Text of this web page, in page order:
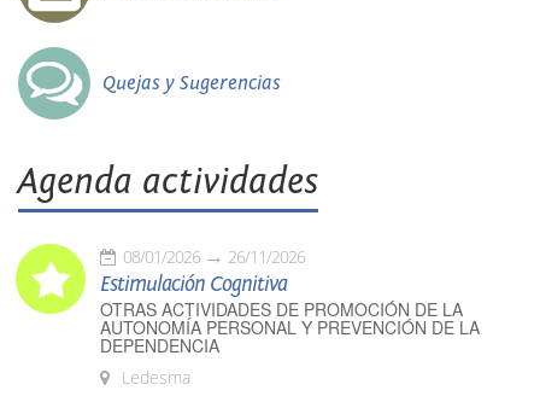
Quejas y Sugerencias
Agenda actividades
08/01/2026 26/11/2026
Estimulación Cognitiva
OTRAS ACTIVIDADES DE PROMOCIÓN DE LA
AUTONOMÍA PERSONAL Y PREVENCIÓN DE LA
DEPENDENCIA
Ledesma